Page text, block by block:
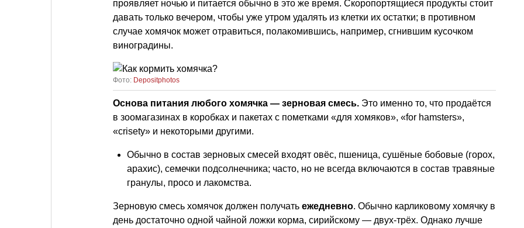
проявляет ночью и питается обычно в это же время. Скоропортящиеся продукты стоит
давать только вечером, чтобы уже утром удалять из клетки их остатки; в противном
случае хомячок может отравиться, полакомившись, например, сгнившим кусочком
виноградины.
Фото: Depositphotos
Основа питания любого хомячка — зерновая смесь. Это именно то, что продаётся
в зоомагазинах в коробках и пакетах с пометками «для хомяков», «for hamsters»,
«crisety» и некоторыми другими.
Обычно в состав зерновых смесей входят овёс, пшеница, сушёные бобовые (горох,
арахис), семечки подсолнечника; часто, но не всегда включаются в состав травяные
гранулы, просо и лакомства.
Зерновую смесь хомячок должен получать ежедневно. Обычно карликовому хомячку в
день достаточно одной чайной ложки корма, сирийскому — двух-трёх. Однако лучше